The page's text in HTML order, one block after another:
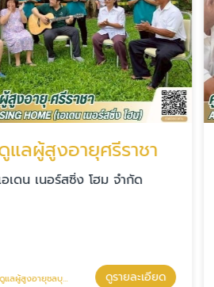
ลผู้สูงอายุศรีราชา
ดน เนอร์สซิ่ง โฮม จำกัด
ายุชลบุรี ศรีราชา ดูรายละเอียด